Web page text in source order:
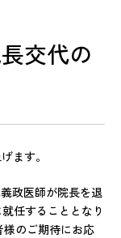
交代の
ます。
政医師が院長を退
任することとなり
のご期待にお応